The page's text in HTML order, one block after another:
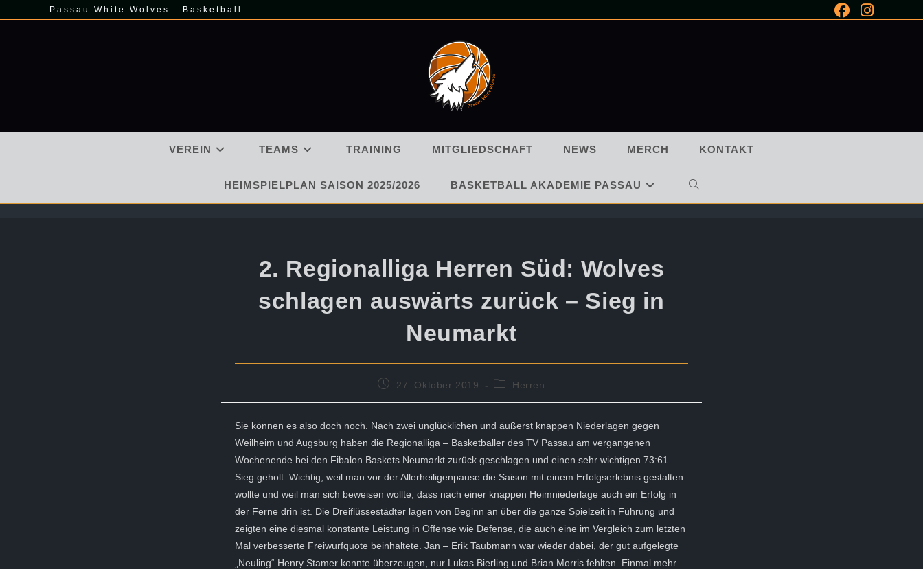
Passau White Wolves - Basketball
VEREIN TEAMS TRAINING MITGLIEDSCHAFT NEWS MERCH KONTAKT
HEIMSPIELPLAN SAISON 2025/2026 BASKETBALL AKADEMIE PASSAU WEBSITE-
2. Regionalliga Herren Süd: Wolves
schlagen auswärts zurück – Sieg in
Neumarkt
Beitrag27. Oktober 2019
Beitrags-
Herren
Sie können es also doch noch. Nach zwei unglücklichen und äußerst knappen Niederlagen gegen
Weilheim und Augsburg haben die Regionalliga – Basketballer des TV Passau am vergangenen
Wochenende bei den Fibalon Baskets Neumarkt zurück geschlagen und einen sehr wichtigen 73:61 –
Sieg geholt. Wichtig, weil man vor der Allerheiligenpause die Saison mit einem Erfolgserlebnis gestalten
wollte und weil man sich beweisen wollte, dass nach einer knappen Heimniederlage auch ein Erfolg in
der Ferne drin ist. Die Dreiflüssestädter lagen von Beginn an über die ganze Spielzeit in Führung und
zeigten eine diesmal konstante Leistung in Offense wie Defense, die auch eine im Vergleich zum letzten
Mal verbesserte Freiwurfquote beinhaltete. Jan – Erik Taubmann war wieder dabei, der gut aufgelegte
„Neuling“ Henry Stamer konnte überzeugen, nur Lukas Bierling und Brian Morris fehlten. Einmal mehr